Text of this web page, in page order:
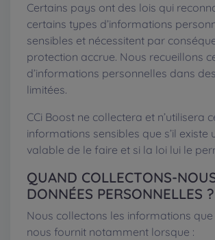
Certains pays ont des lois qui
certains types d’informations
sensibles et nécessitent par
protection accrue. Nous recueillons
d’informations personnelles dans
limitées.
CCi Boost ne collectera et n’utilisera
informations sensibles que s’il existe
valable de le faire et si la loi lui le
QUAND COLLECTONS-
DONNÉES PERSONNELLES ?
Nous collectons les informations que
nous fournit notamment lorsque :